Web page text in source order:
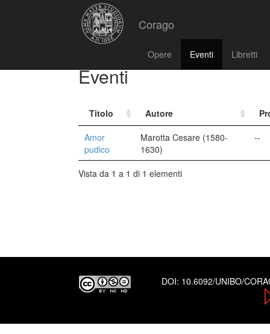
Corago
Opere Eventi Libretti
Eventi
Titolo Autore
Amor
pudico
Marotta Cesare (1580-
1630)
--
Vista da 1 a 1 di 1 elementi
DOI: 10.6092/UNIBO/